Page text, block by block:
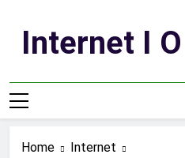
contentInternet I
Home
Internet